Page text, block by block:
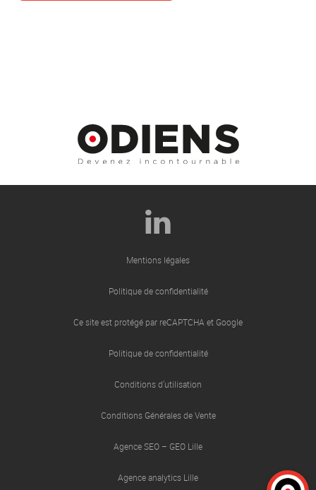
Mentions légales
Politique de confidentialité
Ce site est protégé par reCAPTCHA et Google
Politique de confidentialité
Conditions d’utilisation
Conditions Générales de Vente
Agence SEO – GEO Lille
Agence analytics Lille